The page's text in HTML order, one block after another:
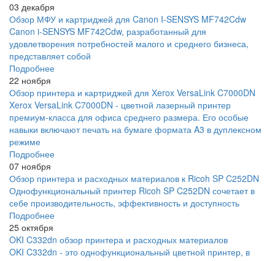
03 декабря
Обзор МФУ и картриджей для Canon I-SENSYS MF742Cdw
Canon i-SENSYS MF742Cdw, разработанный для
удовлетворения потребностей малого и среднего бизнеса,
представляет собой
Подробнее
22 ноября
Обзор принтера и картриджей для Xerox VersaLink C7000DN
Xerox VersaLink C7000DN - цветной лазерный принтер
премиум-класса для офиса среднего размера. Его особые
навыки включают печать на бумаге формата A3 в дуплексном
режиме
Подробнее
07 ноября
Обзор принтера и расходных материалов к Ricoh SP C252DN
Однофункциональный принтер Ricoh SP C252DN сочетает в
себе производительность, эффективность и доступность
Подробнее
25 октября
OKI C332dn обзор принтера и расходных материалов
OKI C332dn - это однофункциональный цветной принтер, в